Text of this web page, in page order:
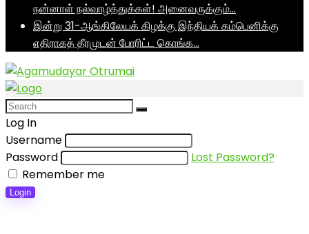
நன்னாள் நல்வாழ்த்துக்கள்! அனைவருக்கும்…
இன்று 31-ஆங்கிலேயக் கிழக்கு இந்தியக் கம்பெனிக்கு
எதிராகத் தீரமுடன் போரிட்ட கொங்க…
Log In
Username
Password
Lost Password?
Remember me
Login